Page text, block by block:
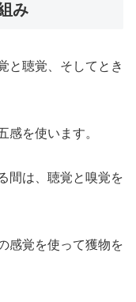
み
と聴覚、そしてとき
感を使います。
間は、聴覚と嗅覚を
感覚を使って獲物を